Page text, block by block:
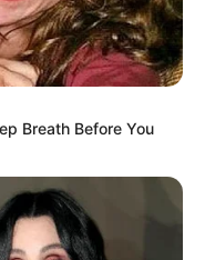
Breath Before You